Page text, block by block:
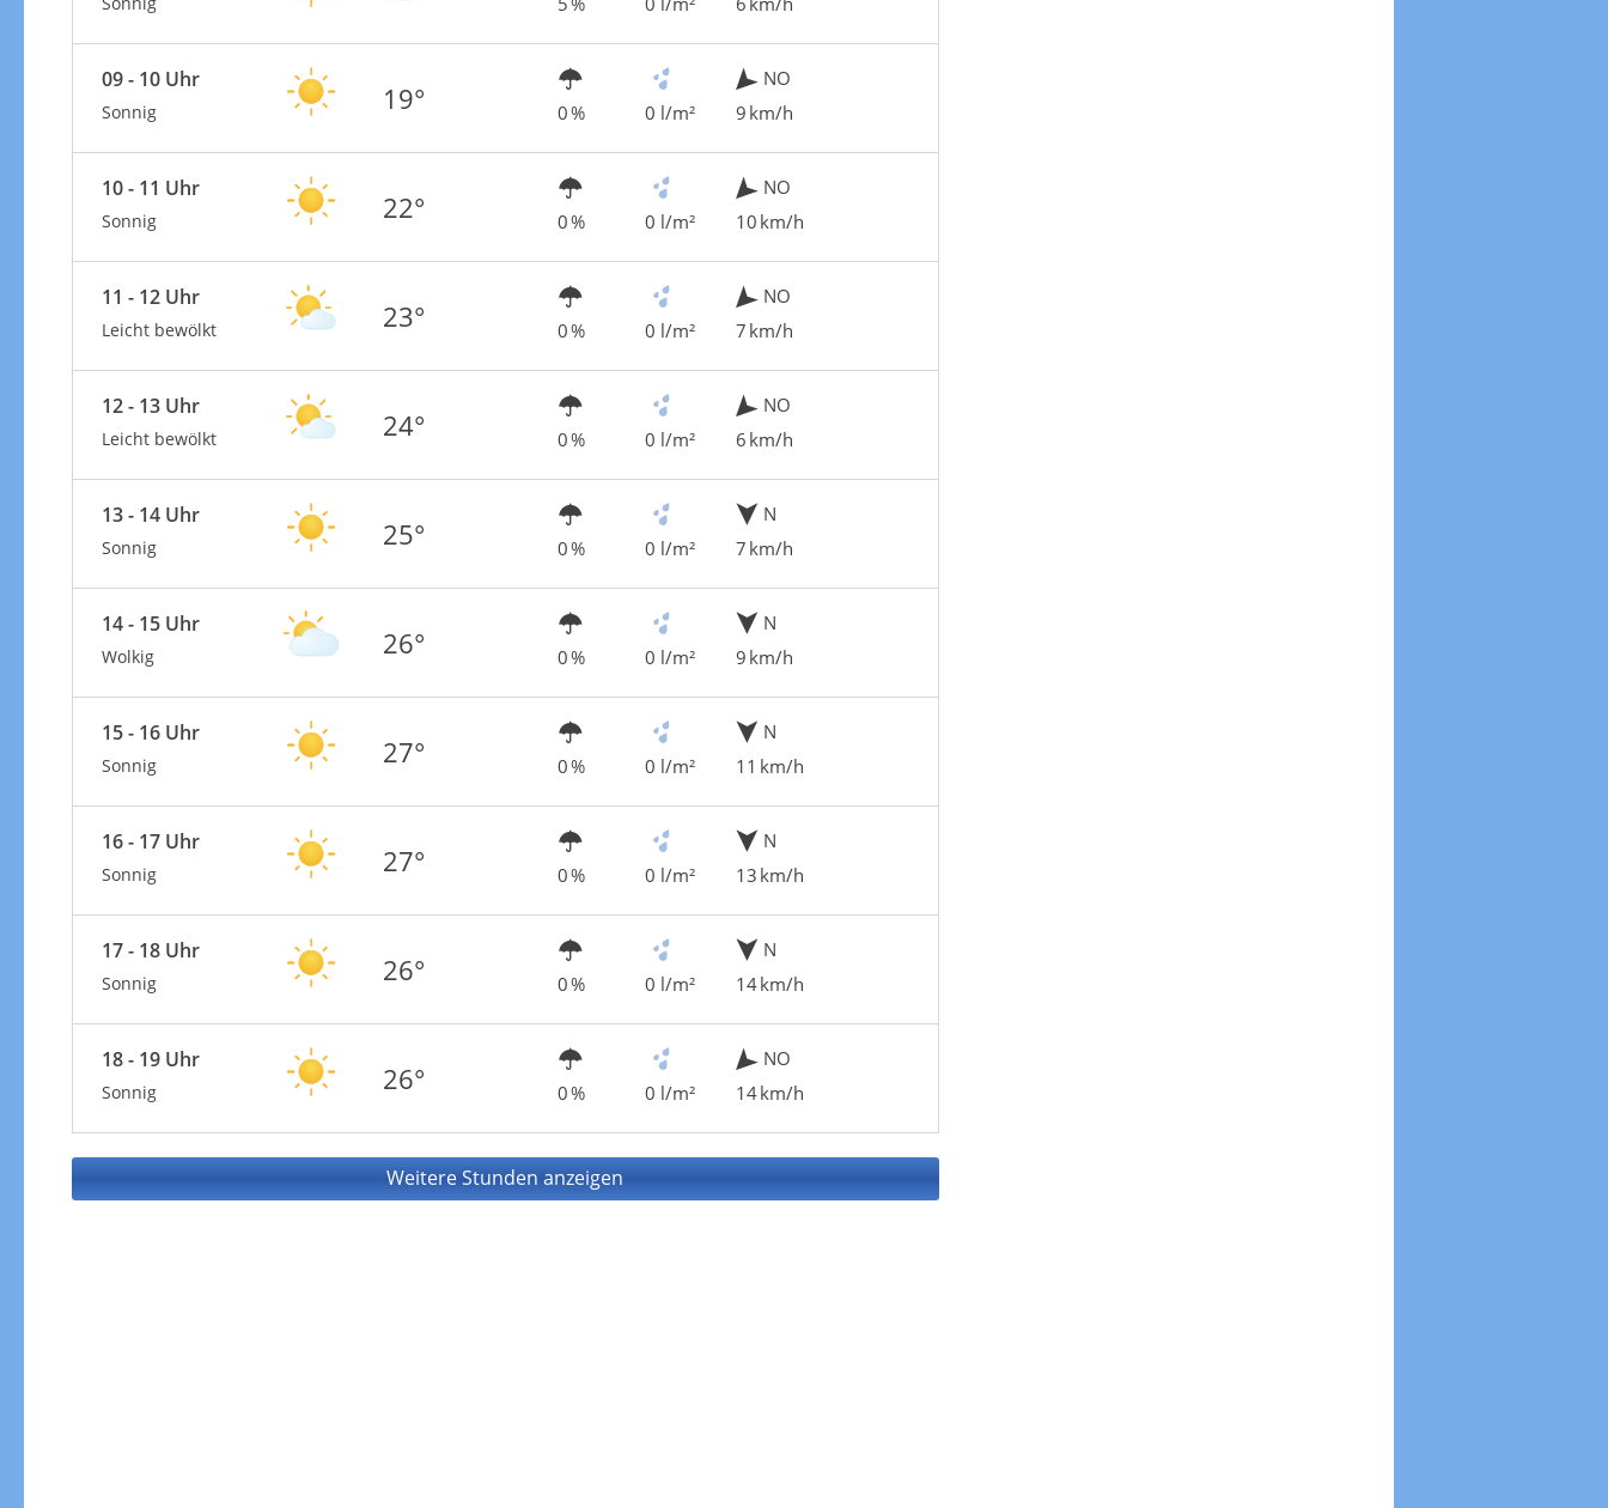
09 - 10 Uhr
Sonnig 19° 0 % 0 l/m²
NO
9 km/h
10 - 11 Uhr
Sonnig 22° 0 % 0 l/m²
NO
10 km/h
11 - 12 Uhr
Leicht bewölkt 23° 0 % 0 l/m²
NO
7 km/h
12 - 13 Uhr
Leicht bewölkt 24° 0 % 0 l/m²
NO
6 km/h
13 - 14 Uhr
Sonnig 25° 0 % 0 l/m²
N
7 km/h
14 - 15 Uhr
Wolkig 26° 0 % 0 l/m²
N
9 km/h
15 - 16 Uhr
Sonnig 27° 0 % 0 l/m²
N
11 km/h
16 - 17 Uhr
Sonnig 27° 0 % 0 l/m²
N
13 km/h
17 - 18 Uhr
Sonnig 26° 0 % 0 l/m²
N
14 km/h
18 - 19 Uhr
Sonnig 26° 0 % 0 l/m²
NO
14 km/h
Weitere Stunden anzeigen